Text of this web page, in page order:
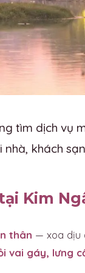
tìm dịch vụ
khách
Kim
thân — xoa dịu
vai gáy, lưng